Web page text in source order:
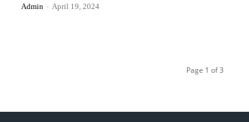
Admin - April 19, 2024
Page 1 of 3